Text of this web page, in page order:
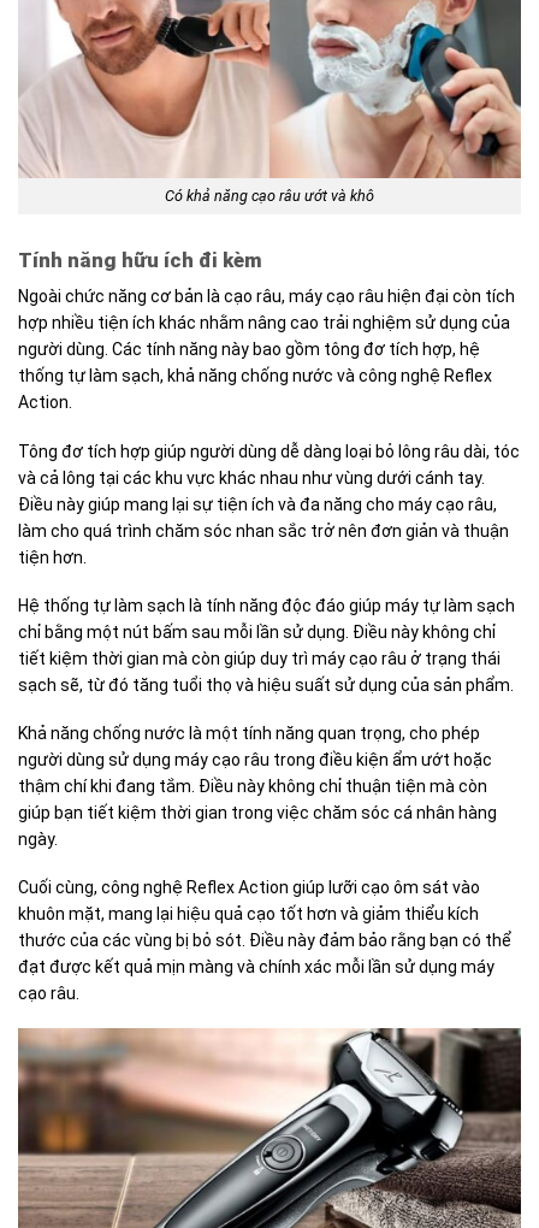
Có khả năng cạo râu ướt và khô
Tính năng hữu ích đi kèm
Ngoài chức năng cơ bản là cạo râu, máy cạo râu hiện đại còn tích
hợp nhiều tiện ích khác nhằm nâng cao trải nghiệm sử dụng của
người dùng. Các tính năng này bao gồm tông đơ tích hợp, hệ
thống tự làm sạch, khả năng chống nước và công nghệ Reflex
Action.
Tông đơ tích hợp giúp người dùng dễ dàng loại bỏ lông râu dài, tóc
và cả lông tại các khu vực khác nhau như vùng dưới cánh tay.
Điều này giúp mang lại sự tiện ích và đa năng cho máy cạo râu,
làm cho quá trình chăm sóc nhan sắc trở nên đơn giản và thuận
tiện hơn.
Hệ thống tự làm sạch là tính năng độc đáo giúp máy tự làm sạch
chỉ bằng một nút bấm sau mỗi lần sử dụng. Điều này không chỉ
tiết kiệm thời gian mà còn giúp duy trì máy cạo râu ở trạng thái
sạch sẽ, từ đó tăng tuổi thọ và hiệu suất sử dụng của sản phẩm.
Khả năng chống nước là một tính năng quan trọng, cho phép
người dùng sử dụng máy cạo râu trong điều kiện ẩm ướt hoặc
thậm chí khi đang tắm. Điều này không chỉ thuận tiện mà còn
giúp bạn tiết kiệm thời gian trong việc chăm sóc cá nhân hàng
ngày.
Cuối cùng, công nghệ Reflex Action giúp lưỡi cạo ôm sát vào
khuôn mặt, mang lại hiệu quả cạo tốt hơn và giảm thiểu kích
thước của các vùng bị bỏ sót. Điều này đảm bảo rằng bạn có thể
đạt được kết quả mịn màng và chính xác mỗi lần sử dụng máy
cạo râu.